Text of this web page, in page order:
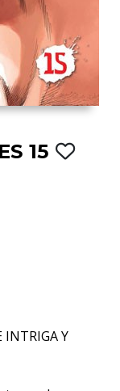
15
INTRIGA Y